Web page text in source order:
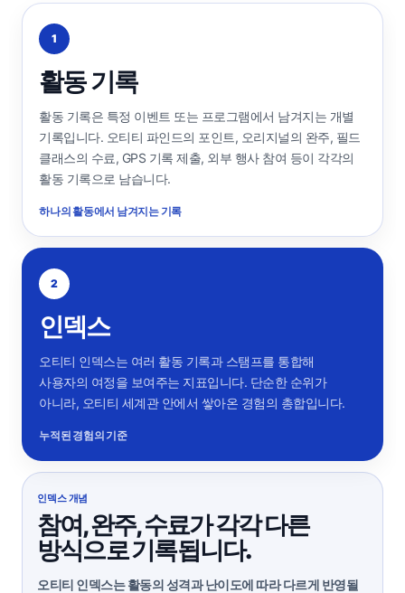
1
활동 기록
활동 기록은 특정 이벤트 또는 프로그램에서 남겨지는 개별
기록입니다. 오티티 파인드의 포인트, 오리지널의 완주, 필드
클래스의 수료, GPS 기록 제출, 외부 행사 참여 등이 각각의
활동 기록으로 남습니다.
하나의 활동에서 남겨지는 기록
2
인덱스
오티티 인덱스는 여러 활동 기록과 스탬프를 통합해
사용자의 여정을 보여주는 지표입니다. 단순한 순위가
아니라, 오티티 세계관 안에서 쌓아온 경험의 총합입니다.
누적된 경험의 기준
인덱스 개념
참여, 완주, 수료가 각각 다른
방식으로 기록됩니다.
오티티 인덱스는 활동의 성격과 난이도에 따라 다르게 반영될